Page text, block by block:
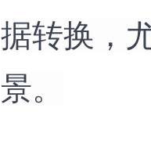
据转换，
景。